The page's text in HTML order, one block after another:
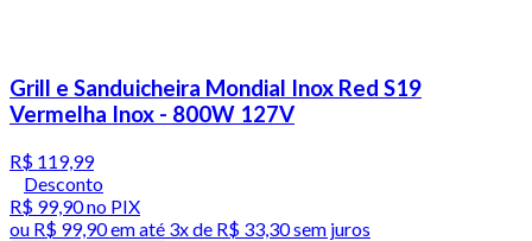
Grill e Sanduicheira Mondial Inox Red S19
Vermelha Inox - 800W 127V
R$ 119,99
Desconto
R$ 99,90no PIX
ou R$ 99,90em até 3x de R$ 33,30 sem juros